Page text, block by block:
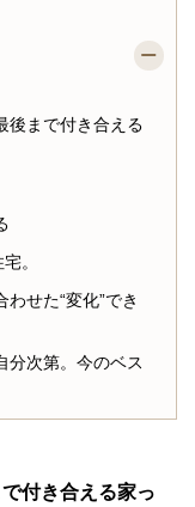
まで付き合える
。
せた“変化”でき
分次第。今のベス
付き合える家っ